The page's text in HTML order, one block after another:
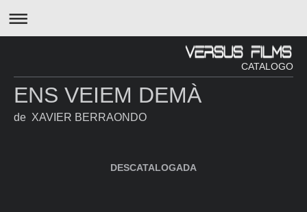
CATALOGO
ENS VEIEM DEMÀ
de XAVIER BERRAONDO
DESCATALOGADA